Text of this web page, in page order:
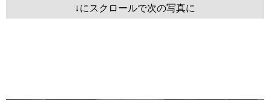
↓にスクロールで次の写真に